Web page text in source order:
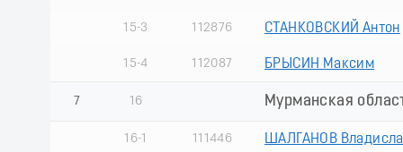
15-3 112876 СТАНКОВСКИЙ Антон
15-4 112087 БРЫСИН Максим
7 16 Мурманская
16-1 111446 ШАЛГАНОВ